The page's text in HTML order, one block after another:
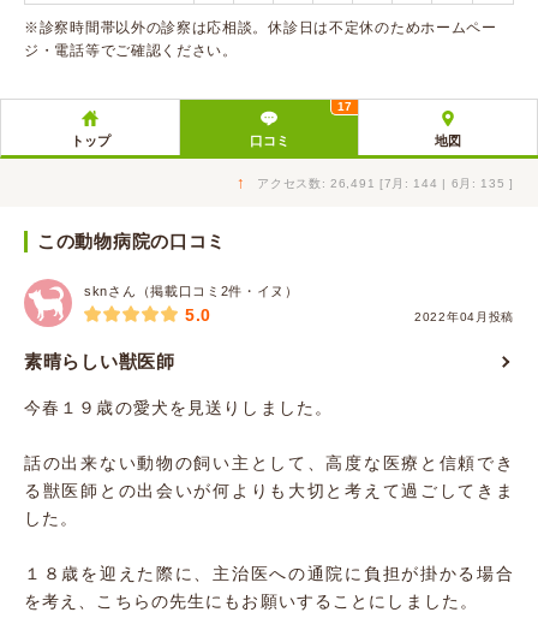
口コミ投稿
※診察時間帯以外の診察は応相談。休診日は不定休のためホームペー
ジ・電話等でご確認ください。
トップ 口コミ
17
地図
↑ アクセス数: 26,491 [7月: 144 | 6月: 135 ]
この動物病院の口コミ
sknさん（掲載口コミ2件・イヌ）
2022年04月投稿
5.0
素晴らしい獣医師
今春１９歳の愛犬を見送りしました。
話の出来ない動物の飼い主として、高度な医療と信頼でき
る獣医師との出会いが何よりも大切と考えて過ごしてきま
した。
１８歳を迎えた際に、主治医への通院に負担が掛かる場合
を考え、こちらの先生にもお願いすることにしました。